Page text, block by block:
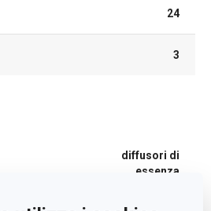
24
3
diffusori di
essenza